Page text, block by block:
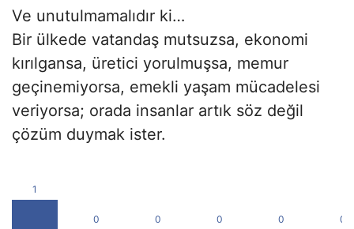
Ve unutulmamalıdır ki…
Bir ülkede vatandaş mutsuzsa, ekonomi
kırılgansa, üretici yorulmuşsa, memur
geçinemiyorsa, emekli yaşam mücadelesi
veriyorsa; orada insanlar artık söz değil
çözüm duymak ister.